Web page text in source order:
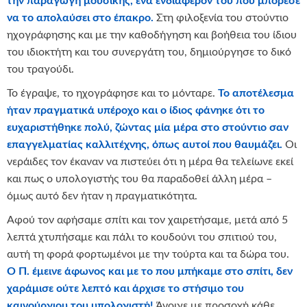
να το απολαύσει στο έπακρο. Στη φιλοξενία του στούντιο
ηχογράφησης και με την καθοδήγηση και βοήθεια του ίδιου
του ιδιοκτήτη και του συνεργάτη του, δημιούργησε το δικό
του τραγούδι.
Το έγραψε, το ηχογράφησε και το μόνταρε. Το αποτέλεσμα
ήταν πραγματικά υπέροχο και ο ίδιος φάνηκε ότι το
ευχαριστήθηκε πολύ, ζώντας μία μέρα στο στούντιο σαν
επαγγελματίας καλλιτέχνης, όπως αυτοί που θαυμάζει. Οι
νεράιδες τον έκαναν να πιστεύει ότι η μέρα θα τελείωνε εκεί
και πως ο υπολογιστής του θα παραδοθεί άλλη μέρα –
όμως αυτό δεν ήταν η πραγματικότητα.
Αφού τον αφήσαμε σπίτι και τον χαιρετήσαμε, μετά από 5
λεπτά χτυπήσαμε και πάλι το κουδούνι του σπιτιού του,
αυτή τη φορά φορτωμένοι με την τούρτα και τα δώρα του.
Ο Π. έμεινε άφωνος και με το που μπήκαμε στο σπίτι, δεν
χαράμισε ούτε λεπτό και άρχισε το στήσιμο του